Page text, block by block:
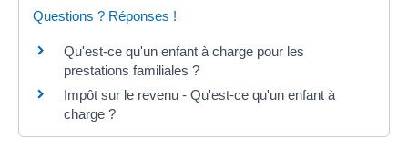
Questions ? Réponses !
Qu'est-ce qu'un enfant à charge pour les
prestations familiales ?
Impôt sur le revenu - Qu'est-ce qu'un enfant à
charge ?